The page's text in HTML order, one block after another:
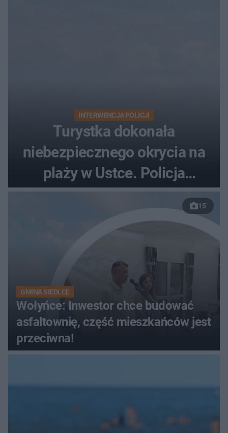
INTERWENCJA POLICJI
Turystka dokonała
niebezpiecznego okrycia na
plaży w Ustce. Policja
musiała zamknąć odcinek
wybrzeża
15
GMINA SIEDLCE
Wołyńce: Inwestor chce budować
asfaltownię, część mieszkańców jest
przeciwna!